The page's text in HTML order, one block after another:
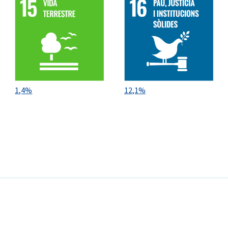
1,4% 12,1%